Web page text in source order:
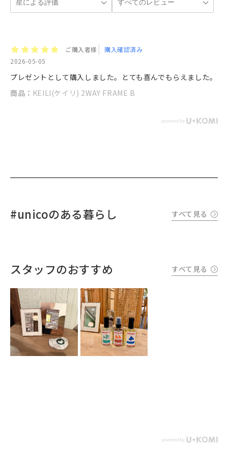
ご購入者様
購入確認済み
2026-05-05
プレゼントとして購入しました。とても喜んでもらえました。
商品： KEILI(ケイリ) 2WAY FRAME B
#unicoのある暮らし すべて見る
スタッフのおすすめ すべて見る